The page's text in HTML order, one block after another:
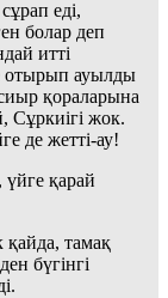
еді,
болар деп
итті
отырып ауылды
қораларына
Сұркиігі жок.
де жетті-ау!
үйге қарай
тамақ
бүгінгі